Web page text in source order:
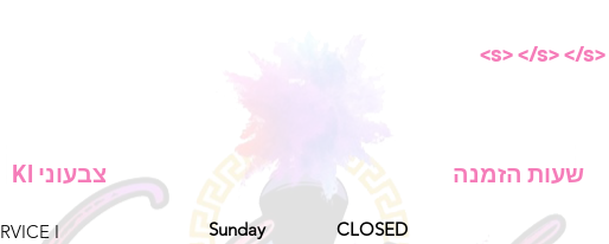
צבעוני KI
I
שעות הזמנה
Sunday CLOSED